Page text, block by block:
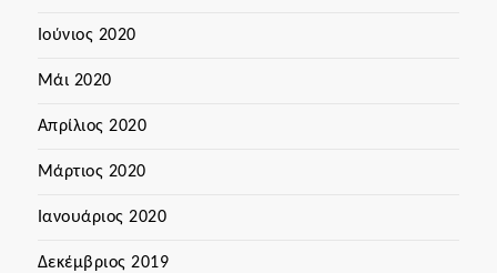
Ιούνιος 2020
Μάι 2020
Απρίλιος 2020
Μάρτιος 2020
Ιανουάριος 2020
Δεκέμβριος 2019